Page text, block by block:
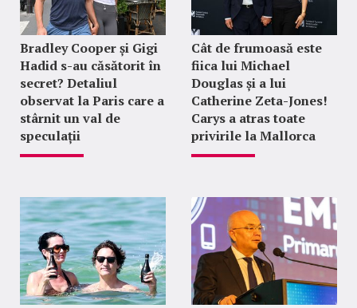
Bradley Cooper și Gigi
Hadid s-au căsătorit în
secret? Detaliul
observat la Paris care a
stârnit un val de
speculații
Cât de frumoasă este
fiica lui Michael
Douglas și a lui
Catherine Zeta-Jones!
Carys a atras toate
privirile la Mallorca